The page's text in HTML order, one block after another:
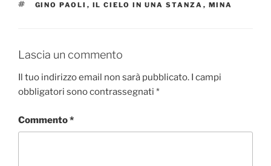
k
TAG
GINO PAOLI , IL CIELO IN UNA STANZA , MINA
Lascia un commento
Il tuo indirizzo email non sarà pubblicato. I campi
obbligatori sono contrassegnati *
Commento*